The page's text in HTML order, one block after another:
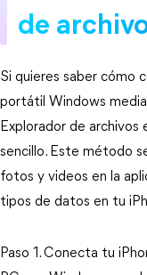
de
Si quieres saber cómo
portátil Windows
Explorador de
sencillo. Este método
fotos y videos en la
tipos de datos en tu
Paso 1. Conecta tu